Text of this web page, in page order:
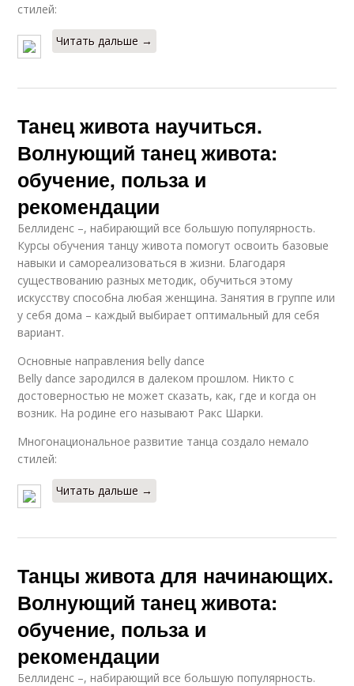
стилей:
Читать дальше →
Танец живота научиться.
Волнующий танец живота:
обучение, польза и
рекомендации
Беллиденс –, набирающий все большую популярность.
Курсы обучения танцу живота помогут освоить базовые
навыки и самореализоваться в жизни. Благодаря
существованию разных методик, обучиться этому
искусству способна любая женщина. Занятия в группе или
у себя дома – каждый выбирает оптимальный для себя
вариант.
Основные направления belly dance
Belly dance зародился в далеком прошлом. Никто с
достоверностью не может сказать, как, где и когда он
возник. На родине его называют Ракс Шарки.
Многонациональное развитие танца создало немало
стилей:
Читать дальше →
Танцы живота для начинающих.
Волнующий танец живота:
обучение, польза и
рекомендации
Беллиденс –, набирающий все большую популярность.